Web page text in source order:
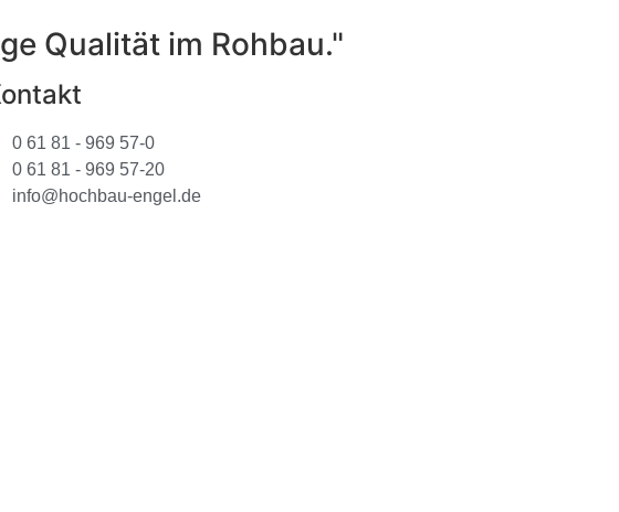
Qualität im Rohbau."
0 61 81 - 969 57-0
0 61 81 - 969 57-20
info@hochbau-engel.de